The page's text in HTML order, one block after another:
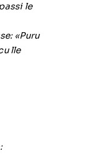
le
«Puru
lle